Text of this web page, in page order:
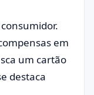
em
um cartão
destaca